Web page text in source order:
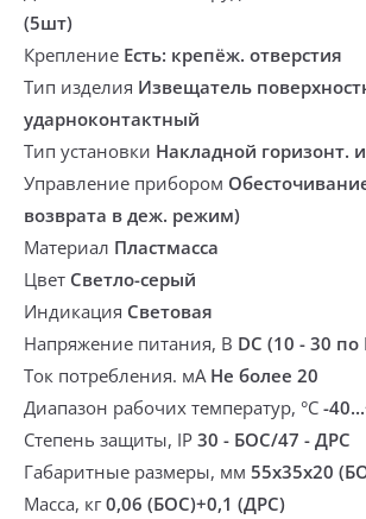
(5шт)
Крепление Есть: крепёж. отверстия
Тип изделия Извещатель
ударноконтактный
Тип установки Накладной горизонт.
Управление прибором
возврата в деж. режим)
Материал Пластмасса
Цвет Светло-серый
Индикация Световая
Напряжение питания, В DC (10 - 30
Ток потребления. мА Не более 20
Диапазон рабочих температур, °С -
Степень защиты, IP 30 - БОС/47 - ДРС
Габаритные размеры, мм 55х35х20
Масса, кг0,06 (БОС)+0,1 (ДРС)